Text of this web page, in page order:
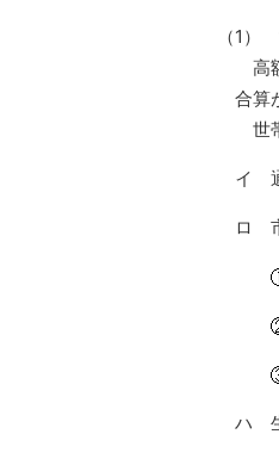
（1）
高
合算
世
イ
ロ
ハ